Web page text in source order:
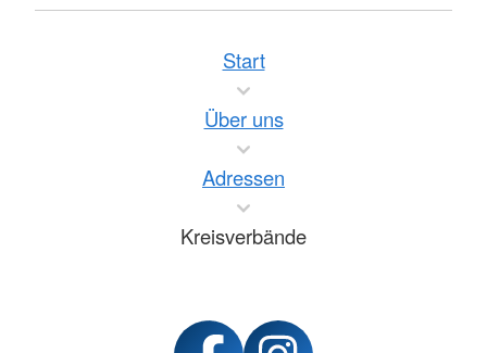
Start
Über uns
Adressen
Kreisverbände